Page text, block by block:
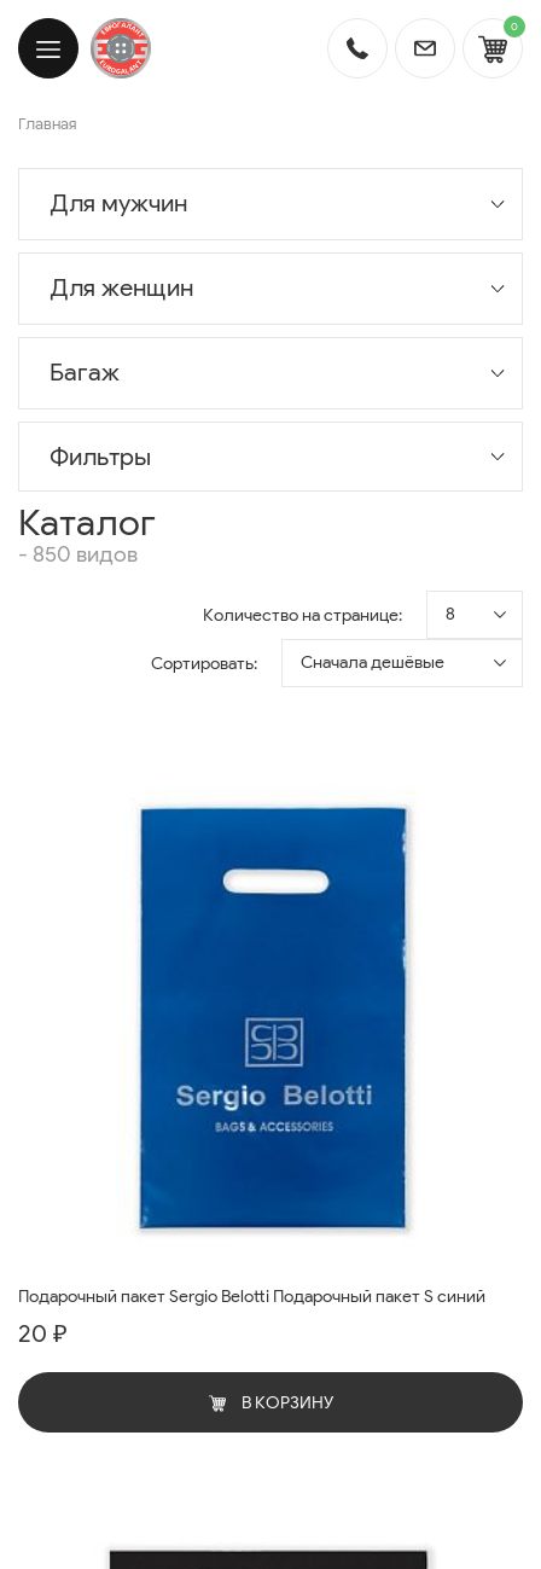
0
Главная
Для мужчин
Для женщин
Багаж
Фильтры
Каталог
- 850 видов
Количество на странице: 8
Сортировать: Сначала дешёвые
Подарочный пакет Sergio Belotti Подарочный пакет S синий
20 ₽
В КОРЗИНУ